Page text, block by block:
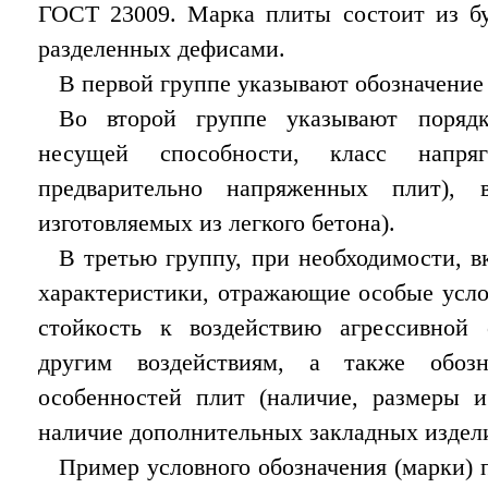
ГОСТ 23009. Марка плиты состоит из
разделенных дефисами.
В первой группе указывают
Во второй группе указывают
несущей способности, класс
предварительно напряженных
изготовляемых из легкого бетона).
В третью группу, при необходимости,
характеристики, отражающие особые
стойкость к воздействию
другим воздействиям, а также
особенностей плит (наличие, размеры
наличие дополнительных закладных
Пример условного обозначения